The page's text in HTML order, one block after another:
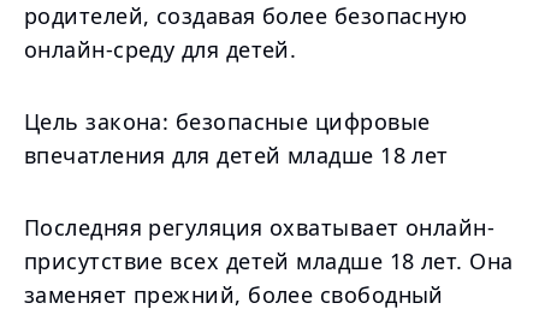
родителей, создавая более безопасную
онлайн-среду для детей.
Цель закона: безопасные цифровые
впечатления для детей младше 18 лет
Последняя регуляция охватывает онлайн-
присутствие всех детей младше 18 лет. Она
заменяет прежний, более свободный